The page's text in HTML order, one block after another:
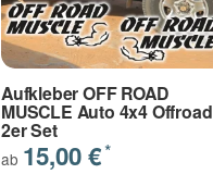
Aufkleber OFF ROAD
MUSCLE Auto 4x4 Offroad
2er Set
ab 15,00 €*